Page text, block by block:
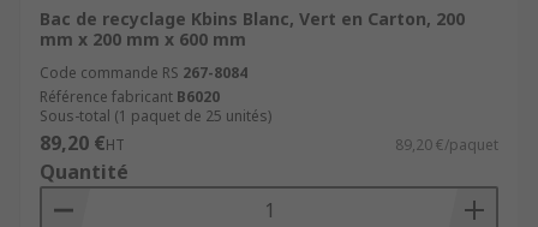
Laboratoires
Hôpital
Garage
Bac de recyclage Kbins Blanc, Vert en Carton, 200
mm x 200 mm x 600 mm
Code commande RS 267-8084
Référence fabricant B6020
Sous-total (1 paquet de 25 unités)
89,20 €HT 89,20 €/paquet
Quantité